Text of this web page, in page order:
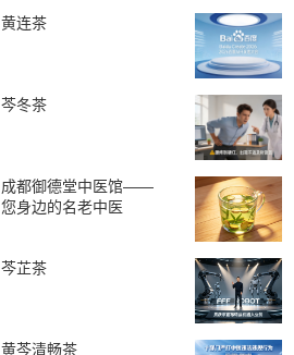
黄连茶
芩冬茶
成都御德堂中医馆——
您身边的名老中医
芩芷茶
黄芩清畅茶